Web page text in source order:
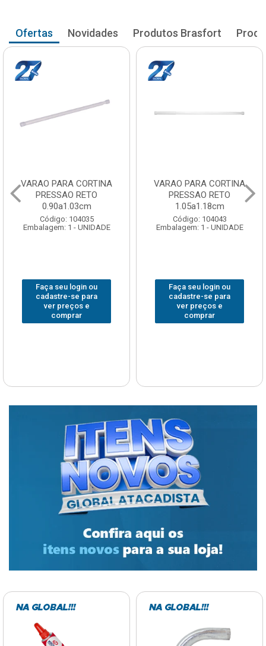
Ofertas Novidades Produtos Brasfort
VARAO PARA CORTINA
PRESSAO RETO
0.90a1.03cm
Código: 104035
Embalagem: 1 - UNIDADE
Faça seu login ou
cadastre-se para
ver preços e
comprar
VARAO PARA CORTINA
PRESSAO RETO
1.05a1.18cm
Código: 104043
Embalagem: 1 - UNIDADE
Faça seu login ou
cadastre-se para
ver preços e
comprar